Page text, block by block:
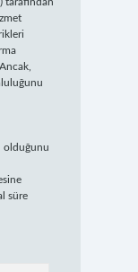
olduğunu
süre